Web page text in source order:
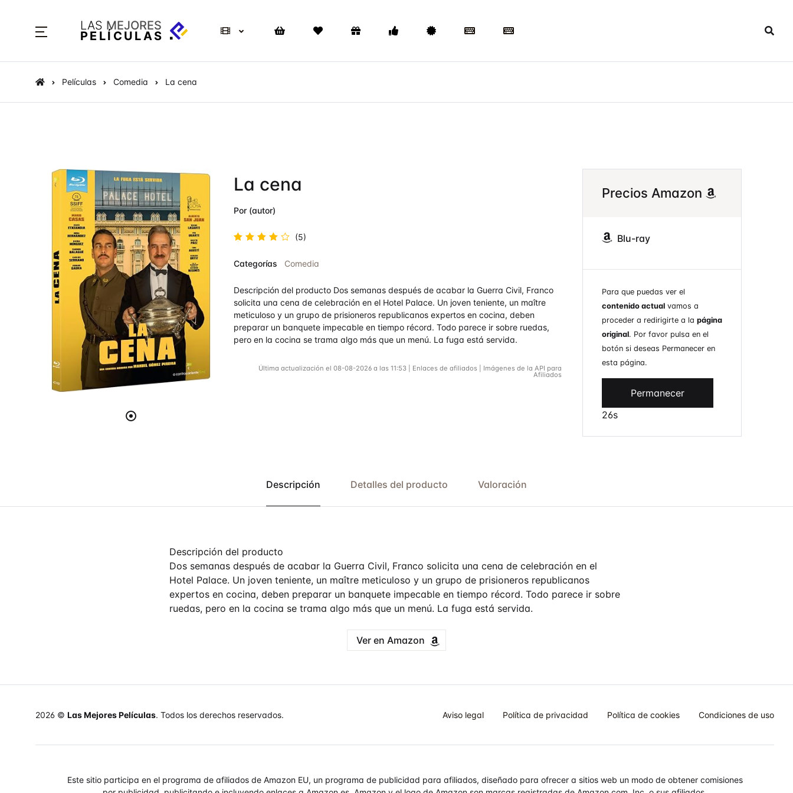
LAS MEJORES
PELÍCULAS
Películas Comedia La cena
La cena
Por (autor)
en4.4
(5)
Categorías Comedia
Descripción del producto Dos semanas después de acabar la Guerra Civil, Franco
solicita una cena de celebración en el Hotel Palace. Un joven teniente, un maître
meticuloso y un grupo de prisioneros republicanos expertos en cocina, deben
preparar un banquete impecable en tiempo récord. Todo parece ir sobre ruedas,
pero en la cocina se trama algo más que un menú. La fuga está servida.
Última actualización el 08-08-2026 a las 11:53 | Enlaces de afiliados | Imágenes de la API para
Afiliados
Precios Amazon
Blu-ray
Para que puedas ver el
contenido actual vamos a
proceder a redirigirte a la página
original. Por favor pulsa en el
botón si deseas Permanecer en
esta página.
Permanecer
26s
Descripción Detalles del producto Valoración
Descripción del producto
Dos semanas después de acabar la Guerra Civil, Franco solicita una cena de celebración en el
Hotel Palace. Un joven teniente, un maître meticuloso y un grupo de prisioneros republicanos
expertos en cocina, deben preparar un banquete impecable en tiempo récord. Todo parece ir sobre
ruedas, pero en la cocina se trama algo más que un menú. La fuga está servida.
Ver en Amazon
2026 © Las Mejores Películas. Todos los derechos reservados. Aviso legal Política de privacidad Política de cookies Condiciones de uso
Este sitio participa en el programa de afiliados de Amazon EU, un programa de publicidad para afiliados, diseñado para ofrecer a sitios web un modo de obtener comisiones